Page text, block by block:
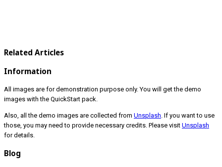
Related Articles
Information
All images are for demonstration purpose only. You will get the demo
images with the QuickStart pack.
Also, all the demo images are collected from Unsplash . If you want to use
those, you may need to provide necessary credits. Please visit Unsplash
for details.
Blog